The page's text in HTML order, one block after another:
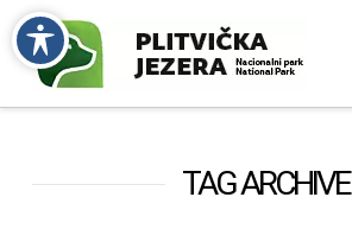
TAG ARCHIVE